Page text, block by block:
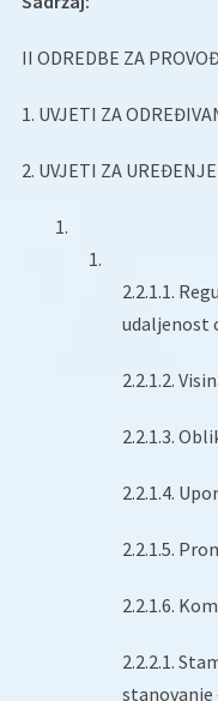
II ODREDBE ZA
1. UVJETI ZA
2. UVJETI ZA
2.2.1.1.
udaljenost
2.2.1.2.
2.2.1.3.
2.2.1.4.
2.2.1.5.
2.2.1.6.
2.2.2.1.
stanovanje